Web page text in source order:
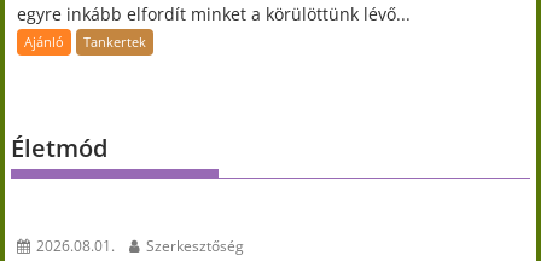
egyre inkább elfordít minket a körülöttünk lévő...
Ajánló Tankertek
Életmód
2026.08.01. Szerkesztőség